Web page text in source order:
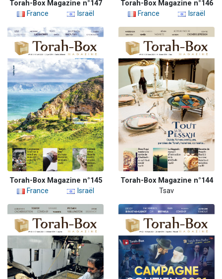
Torah-Box Magazine n°147
France
Israël
Torah-Box Magazine n°146
France
Israël
Torah-Box Magazine n°145
France
Israël
Torah-Box Magazine n°144
Tsav